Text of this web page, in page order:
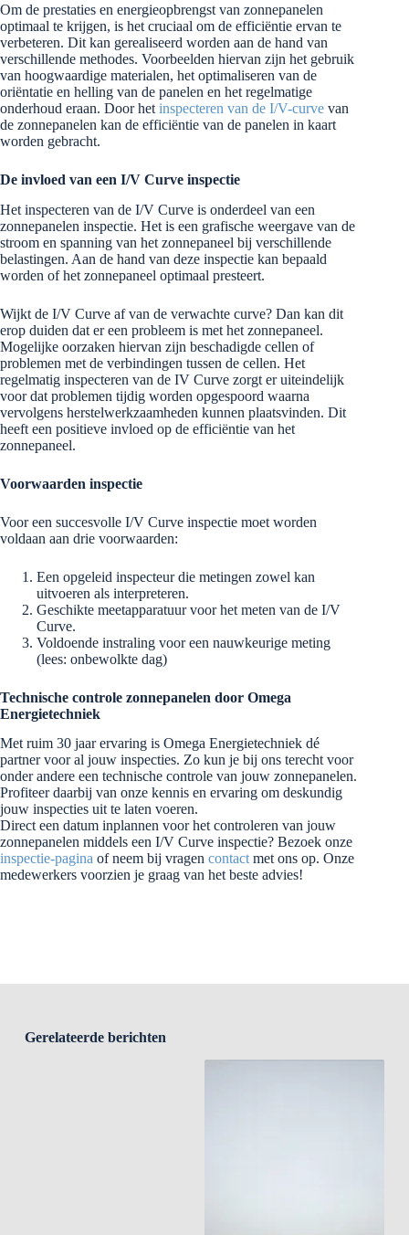
Om de prestaties en energieopbrengst van zonnepanelen
optimaal te krijgen, is het cruciaal om de efficiëntie ervan te
verbeteren. Dit kan gerealiseerd worden aan de hand van
verschillende methodes. Voorbeelden hiervan zijn het gebruik
van hoogwaardige materialen, het optimaliseren van de
oriëntatie en helling van de panelen en het regelmatige
onderhoud eraan. Door het inspecteren van de I/V-curve van
de zonnepanelen kan de efficiëntie van de panelen in kaart
worden gebracht.
De invloed van een I/V Curve inspectie
Het inspecteren van de I/V Curve is onderdeel van een
zonnepanelen inspectie. Het is een grafische weergave van de
stroom en spanning van het zonnepaneel bij verschillende
belastingen. Aan de hand van deze inspectie kan bepaald
worden of het zonnepaneel optimaal presteert.
Wijkt de I/V Curve af van de verwachte curve? Dan kan dit
erop duiden dat er een probleem is met het zonnepaneel.
Mogelijke oorzaken hiervan zijn beschadigde cellen of
problemen met de verbindingen tussen de cellen. Het
regelmatig inspecteren van de IV Curve zorgt er uiteindelijk
voor dat problemen tijdig worden opgespoord waarna
vervolgens herstelwerkzaamheden kunnen plaatsvinden. Dit
heeft een positieve invloed op de efficiëntie van het
zonnepaneel.
Voorwaarden inspectie
Voor een succesvolle I/V Curve inspectie moet worden
voldaan aan drie voorwaarden:
Een opgeleid inspecteur die metingen zowel kan
uitvoeren als interpreteren.
Geschikte meetapparatuur voor het meten van de I/V
Curve.
Voldoende instraling voor een nauwkeurige meting
(lees: onbewolkte dag)
Technische controle zonnepanelen door Omega
Energietechniek
Met ruim 30 jaar ervaring is Omega Energietechniek dé
partner voor al jouw inspecties. Zo kun je bij ons terecht voor
onder andere een technische controle van jouw zonnepanelen.
Profiteer daarbij van onze kennis en ervaring om deskundig
jouw inspecties uit te laten voeren.
Direct een datum inplannen voor het controleren van jouw
zonnepanelen middels een I/V Curve inspectie? Bezoek onze
inspectie-pagina of neem bij vragen contact met ons op. Onze
medewerkers voorzien je graag van het beste advies!
Gerelateerde berichten